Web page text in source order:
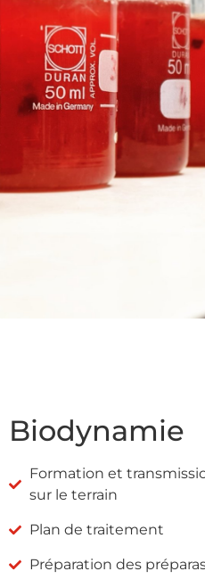
Biodynamie
Formation et
sur le terrain
Plan de traitement
Préparation des